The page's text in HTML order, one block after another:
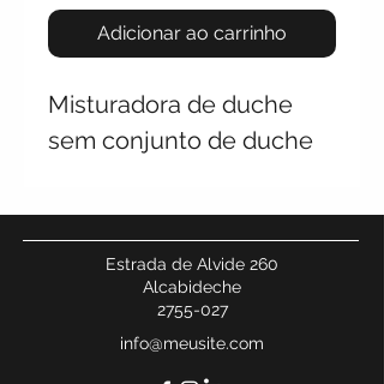
Adicionar ao carrinho
Misturadora de duche
sem conjunto de duche
Estrada de Alvide 260
Alcabideche
2755-027
info@meusite.com